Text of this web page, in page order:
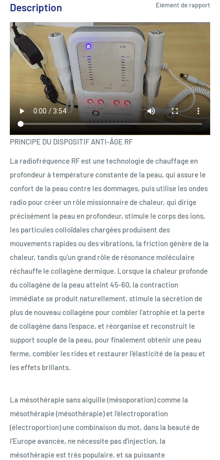
Description Élément de rapport
PRINCIPE DU DISPOSITIF ANTI-ÂGE RF
La radiofréquence RF est une technologie de chauffage en
profondeur à température constante de la peau, qui assure le
confort de la peau contre les dommages, puis utilise les ondes
radio pour créer un rôle missionnaire de chaleur, qui dirige
précisément la peau en profondeur, stimule le corps des ions,
les particules colloïdales chargées produisent des
mouvements rapides ou des vibrations, la friction génère de la
chaleur, tandis qu'un grand rôle de résonance moléculaire
réchauffe le collagène dermique. Lorsque la chaleur profonde
du collagène de la peau atteint 45-60, la contraction
immédiate se produit naturellement, stimule la sécrétion de
plus de nouveau collagène pour combler l'atrophie et la perte
de collagène dans l'espace, et réorganise et reconstruit le
support souple de la peau, pour finalement obtenir une peau
ferme, combler les rides et restaurer l'élasticité de la peau et
les effets brillants.
La mésothérapie sans aiguille (mésoporation) comme la
mésothérapie (mésothérapie) et l'électroporation
(électroportion) une combinaison du mot, dans la beauté de
l'Europe avancée, ne nécessite pas d'injection, la
mésothérapie est très populaire, et sa puissante